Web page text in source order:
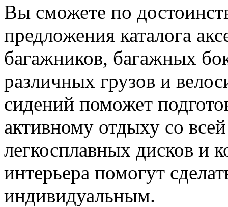
Вы сможете по
предложения каталога
багажников, багажных
различных грузов и
сидений поможет
активному отдыху со
легкосплавных дисков и
интерьера помогут
индивидуальным.